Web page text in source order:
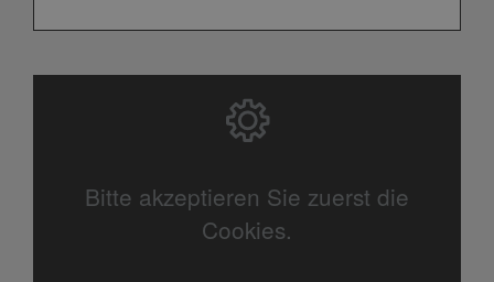
Bitte akzeptieren Sie zuerst die
Cookies.